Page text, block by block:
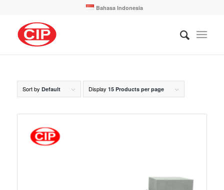
Bahasa Indonesia
Sort by Default Display 15 Products per page